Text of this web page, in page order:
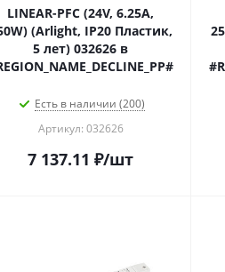
LINEAR-PFC (24V, 6.25A,
(Arlight, IP20 Пластик,
5 лет) 032626 в
Есть в наличии (200)
Артикул: 032626
7 137.11 ₽/шт